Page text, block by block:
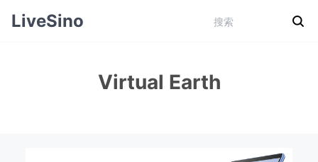
LiveSino
Virtual Earth